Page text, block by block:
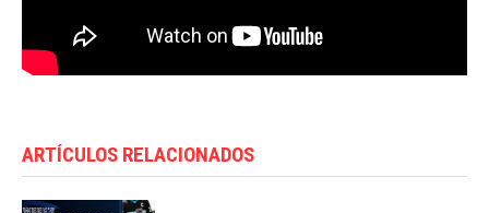
ARTÍCULOS RELACIONADOS